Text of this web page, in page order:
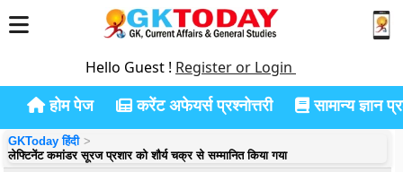
Hello Guest ! Register or Login
होम पेज करेंट अफेयर्स प्रश्नोत्तरी सामान्य ज्ञान
GKToday हिंदी
लेफ्टिनेंट कमांडर सूरज प्रशार को शौर्य चक्र से सम्मानित किया गया